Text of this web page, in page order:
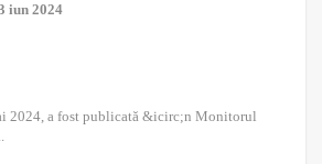
iun 2024
2024, a fost publicată &icirc;n Monitorul